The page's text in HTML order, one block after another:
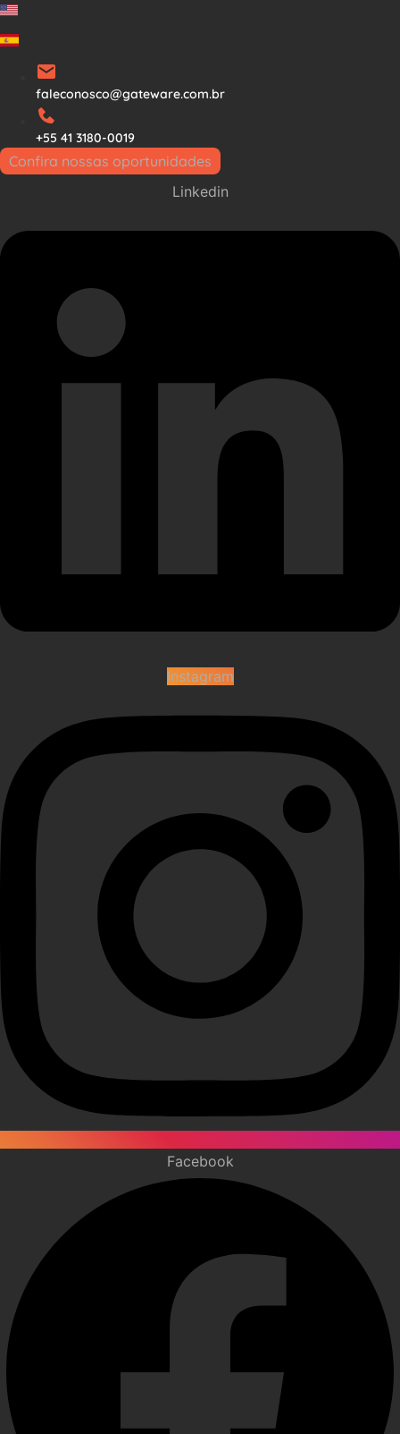
Ir
para
conteúdo
faleconosco@gateware.com.br
+55 41 3180-0019
Confira nossas oportunidades
Linkedin
Instagram
Facebook